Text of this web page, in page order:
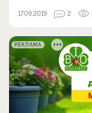
17.09.2019 2
РЕКЛАМА